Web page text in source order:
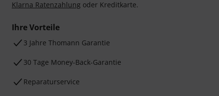
Klarna Ratenzahlung oder Kreditkarte.
Ihre Vorteile
3 Jahre Thomann Garantie
30 Tage Money-Back-Garantie
Reparaturservice